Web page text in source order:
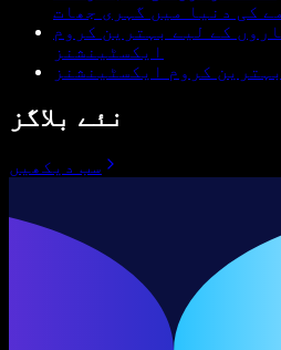
کی دنیا میں گہری جھات
کے لیے بہترین کروم
ایکسٹینشنز
کروم ایکسٹینشنز
نئے بلاگز
سب دیکھیں